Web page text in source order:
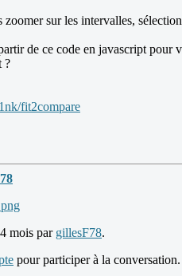
sur les intervalles,
de ce code en javascript pour
?
fit2compare
mois par gillesF78.
pour participer à la conversation.